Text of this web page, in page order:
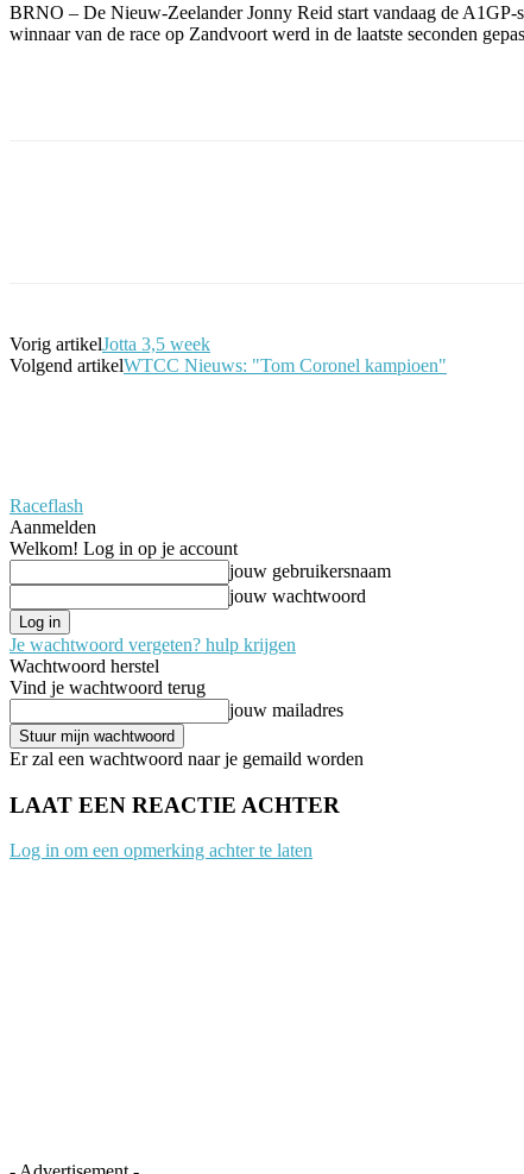
BRNO – De Nieuw-Zeelander Jonny Reid start vandaag de
winnaar van de race op Zandvoort werd in de laatste seconden
Vorig artikelJotta 3,5 week
Volgend artikelWTCC Nieuws: "Tom Coronel kampioen"
Raceflash
Aanmelden
Welkom! Log in op je account
jouw gebruikersnaam
jouw wachtwoord
Je wachtwoord vergeten? hulp krijgen
Wachtwoord herstel
Vind je wachtwoord terug
jouw mailadres
Er zal een wachtwoord naar je gemaild worden
LAAT EEN REACTIE ACHTER
Log in om een opmerking achter te laten